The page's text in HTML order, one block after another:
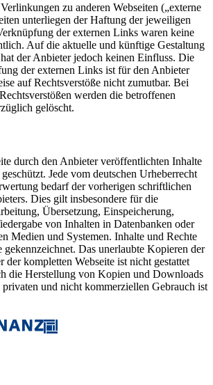
zu anderen Webseiten („externe
unterliegen der Haftung der jeweiligen
der externen Links waren keine
Auf die aktuelle und künftige Gestaltung
der Anbieter jedoch keinen Einfluss. Die
der externen Links ist für den Anbieter
auf Rechtsverstöße nicht zumutbar. Bei
werden die betroffenen
gelöscht.
durch den Anbieter veröffentlichten Inhalte
Jede vom deutschen Urheberrecht
bedarf der vorherigen schriftlichen
Dies gilt insbesondere für die
Übersetzung, Einspeicherung,
von Inhalten in Datenbanken oder
Medien und Systemen. Inhalte und Rechte
gekennzeichnet. Das unerlaubte Kopieren der
der kompletten Webseite ist nicht gestattet
die Herstellung von Kopien und Downloads
und nicht kommerziellen Gebrauch ist